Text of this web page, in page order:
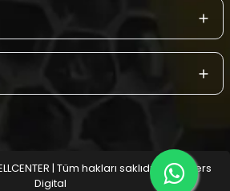
| Tüm hakları saklıdır.
| Reliefers
Digital